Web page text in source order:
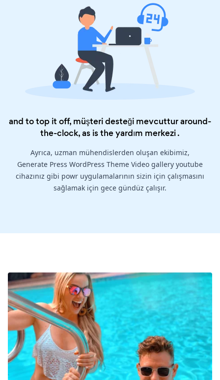
and to top it off, müşteri desteği mevcuttur around-
the-clock, as is theyardım merkezi.
Ayrıca, uzman mühendislerden oluşan ekibimiz,
Generate Press WordPress Theme Video gallery youtube
cihazınız gibi powr uygulamalarının sizin için çalışmasını
sağlamak için gece gündüz çalışır.